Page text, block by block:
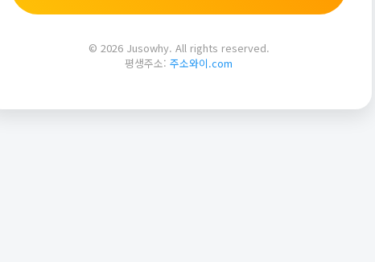
© 2026 Jusowhy. All rights reserved.
평생주소: 주소와이.com